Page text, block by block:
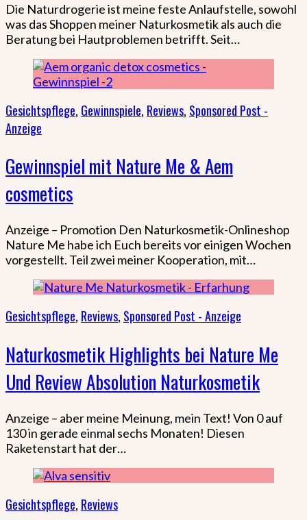
Die Naturdrogerie ist meine feste Anlaufstelle, sowohl
was das Shoppen meiner Naturkosmetik als auch die
Beratung bei Hautproblemen betrifft. Seit…
Gesichtspflege, Gewinnspiele, Reviews, Sponsored Post -
Anzeige
Gewinnspiel mit Nature Me & Aem
cosmetics
Anzeige – Promotion Den Naturkosmetik-Onlineshop
Nature Me habe ich Euch bereits vor einigen Wochen
vorgestellt. Teil zwei meiner Kooperation, mit…
Gesichtspflege, Reviews, Sponsored Post - Anzeige
Naturkosmetik Highlights bei Nature Me
Und Review Absolution Naturkosmetik
Anzeige – aber meine Meinung, mein Text! Von 0 auf
130 in gerade einmal sechs Monaten! Diesen
Raketenstart hat der…
Gesichtspflege, Reviews